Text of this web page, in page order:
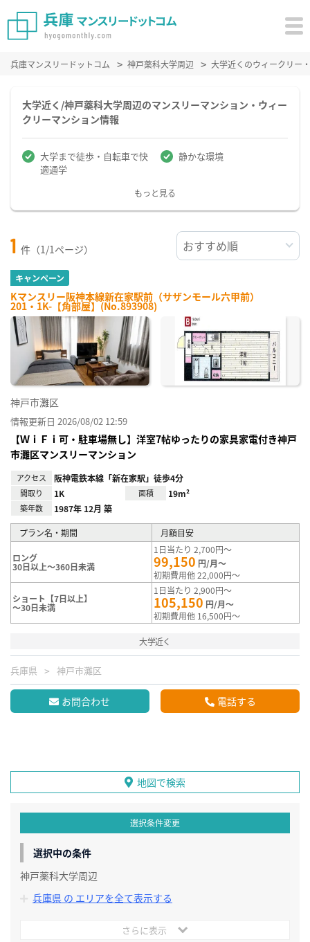
兵庫マンスリードットコム 神戸薬科大学周辺 大学近くのウィークリー
大学近く/神戸薬科大学周辺のマンスリーマンション・ウィー
クリーマンション情報
大学まで徒歩・自転車で快
適通学
静かな環境
もっと見る
1 件（1/1ページ）
キャンペーン
Kマンスリー阪神本線新在家駅前（サザンモール六甲前）
201・1K-【角部屋】(No.893908)
神戸市灘区
情報更新日 2026/08/02 12:59
【ＷｉＦｉ可・駐車場無し】洋室7帖ゆったりの家具家電付き神戸
市灘区マンスリーマンション
アクセス 阪神電鉄本線「新在家駅」徒歩4分
間取り 1K 面積 19m²
築年数 1987年 12月 築
プラン名・期間 月額目安
ロング
30日以上～360日未満
1日当たり 2,700円～
99,150 円/月～
初期費用他 22,000円～
ショート【7日以上】
～30日未満
1日当たり 2,900円～
105,150 円/月～
初期費用他 16,500円～
大学近く
兵庫県 神戸市灘区
お問合わせ 電話する
地図で検索
選択条件変更
選択中の条件
神戸薬科大学周辺
兵庫県 の エリアを全て表示する
さらに表示